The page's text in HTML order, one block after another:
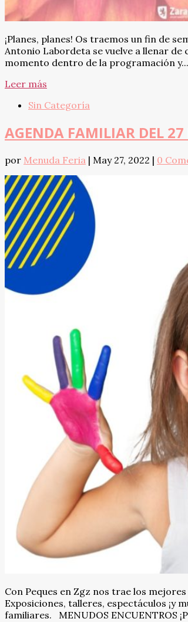
¡Planes, planes! Os traemos un fin de
Antonio Labordeta se vuelve a llenar de
momento dentro de la programación y...
Leer más
Sin Categoría
AGENDA FAMILIAR DEL
por Menuda Feria | May 27, 2022 | 0
Con Peques en Zgz nos trae los
Exposiciones, talleres, espectáculos ¡y
familiares. MENUDOS ENCUENTROS